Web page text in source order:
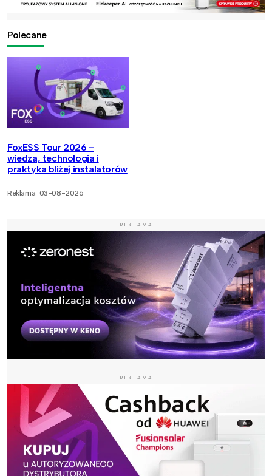
Polecane
FoxESS Tour 2026 -
wiedza, technologia i
praktyka bliżej instalatorów
Reklama 03-08-2026
REKLAMA
REKLAMA